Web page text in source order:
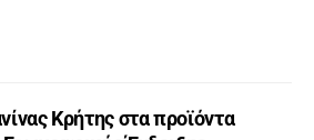
Κρήτης στα προϊόντα